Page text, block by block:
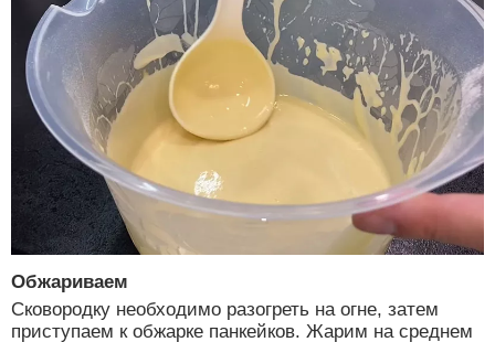
Обжариваем
Сковородку необходимо разогреть на огне, затем
приступаем к обжарке панкейков. Жарим на среднем